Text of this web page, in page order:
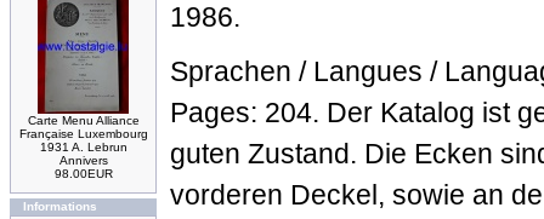
Carte Menu Alliance
Française Luxembourg
1931 A. Lebrun
Annivers
98.00EUR
Informations
1986.
Sprachen / Langues /
Pages: 204. Der Katalog ist
guten Zustand. Die Ecken
vorderen Deckel, sowie an